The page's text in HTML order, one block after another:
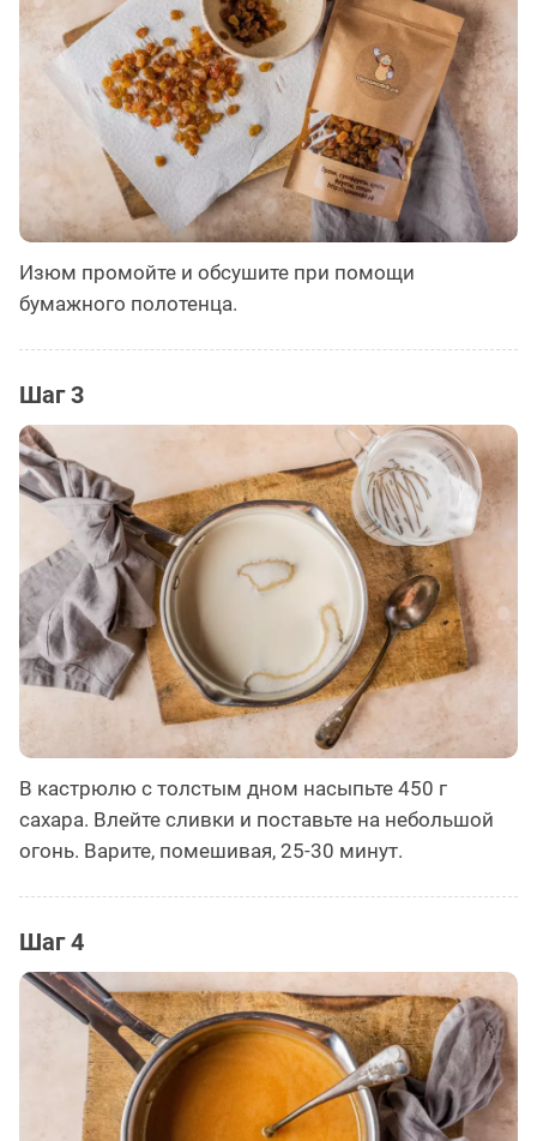
Изюм промойте и обсушите при помощи
бумажного полотенца.
Шаг 3
В кастрюлю с толстым дном насыпьте 450 г
сахара. Влейте сливки и поставьте на небольшой
огонь. Варите, помешивая, 25-30 минут.
Шаг 4